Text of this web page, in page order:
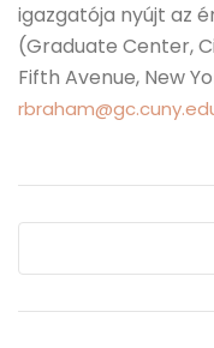
igazgatója nyújt az
(Graduate Center,
Fifth Avenue, New